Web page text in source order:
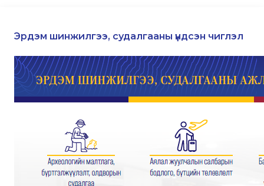
Эрдэм шинжилгээ, судалгааны үндсэн чиглэл